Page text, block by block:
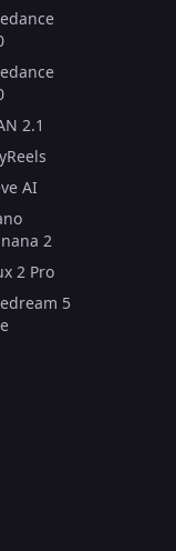
2.1
AI
2
2 Pro
5